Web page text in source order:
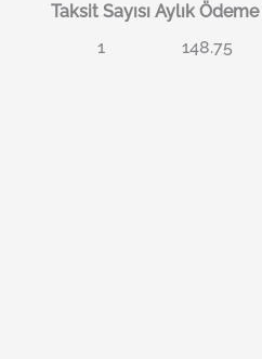
Taksit Sayısı Aylık Ödeme
1
148.75